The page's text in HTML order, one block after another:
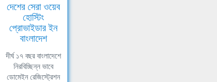
দেশের সেরা ওয়েব
হোস্টিং
প্রোভাইডার ইন
বাংলাদেশ
দীর্ঘ ১৭ বছর বাংলাদেশে
নিরবিচ্ছিন্ন ভাবে
ডোমেইন রেজিস্ট্রেশন